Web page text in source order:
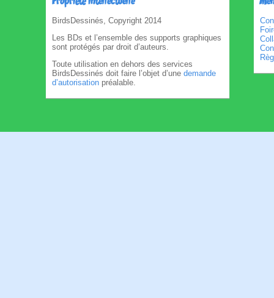
BirdsDessinés, Copyright 2014
Les BDs et l’ensemble des supports graphiques
sont protégés par droit d’auteurs.
Toute utilisation en dehors des services
BirdsDessinés doit faire l’objet d’une demande
d’autorisation préalable.